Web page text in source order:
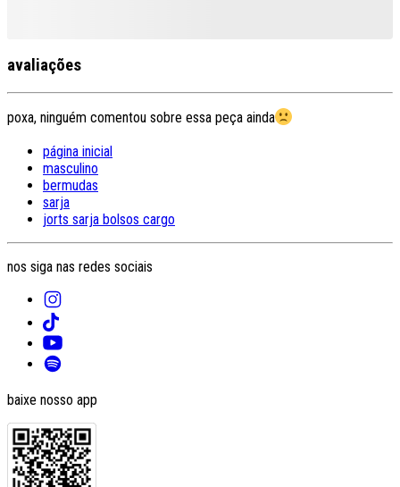
avaliações
poxa, ninguém comentou sobre essa peça ainda
página inicial
masculino
bermudas
sarja
jorts sarja bolsos cargo
nos siga nas redes sociais
baixe nosso app